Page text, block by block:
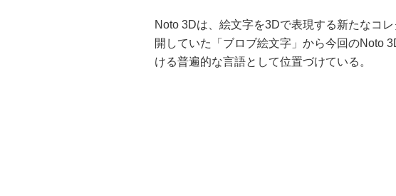
Noto 3Dは、絵文字を3Dで表現する新たなコ
開していた「ブロブ絵文字」から今回のNoto
ける普遍的な言語として位置づけている。